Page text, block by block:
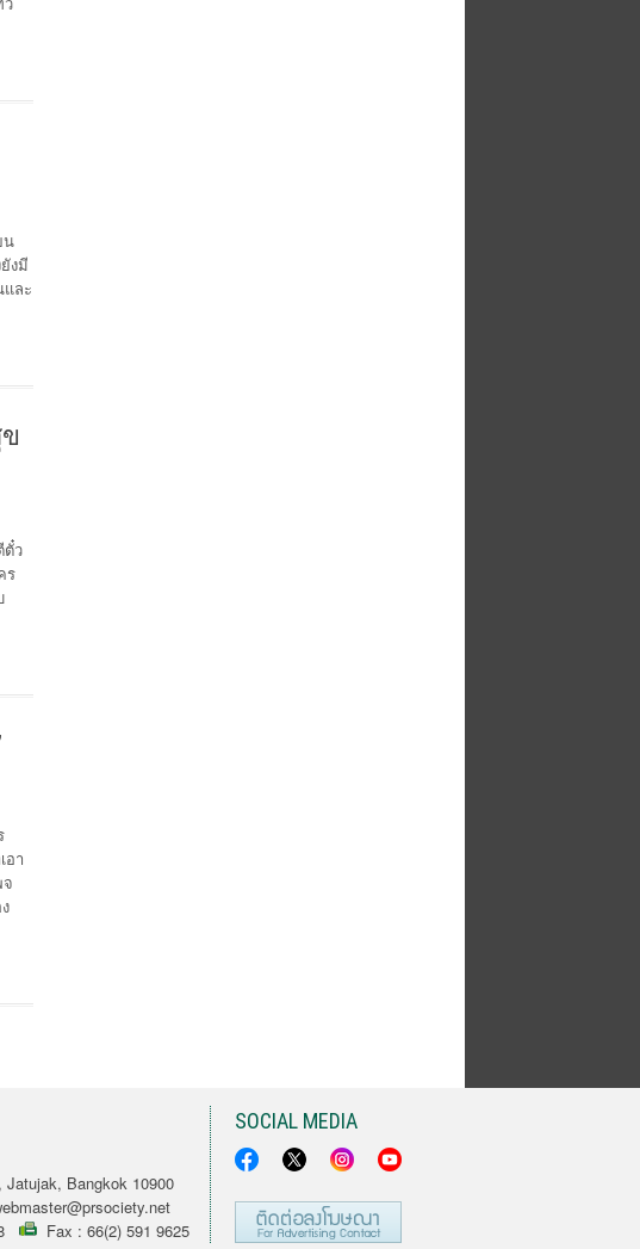
น
งมี
และ
ตั๋ว
ร
อา
Bangkok 10900
Fax : 66(2) 591 9625
SOCIAL MEDIA